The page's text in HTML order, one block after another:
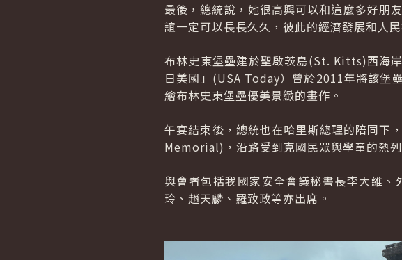
最後，總統說，她很高興可以和這麼多好朋
誼一定可以長長久久，彼此的經濟發展和人
布林史東堡壘建於聖啟茨島(St. Kitts)西海
日美國」(USA Today）曾於2011年將該堡
繪布林史東堡壘優美景緻的畫作。
午宴結束後，總統也在哈里斯總理的陪同
Memorial)，沿路受到克國民眾與學童的熱
與會者包括我國家安全會議秘書長李大維
玲、趙天麟、羅致政等亦出席。